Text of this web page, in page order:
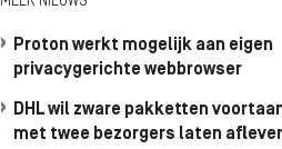
Proton werkt mogelijk aan eigen
privacygerichte webbrowser
DHL wil zware pakketten
met twee bezorgers laten